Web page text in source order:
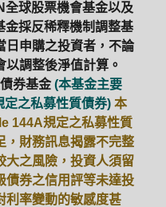
全球股票機會基金以及
金採反稀釋機制調整基
日申購之投資者，不論
調整後淨值計算。
券基金 (本基金主要
之私募性質債券) 本
144A規定之私募性質
，財務訊息揭露不完整
大之風險，投資人須留
債券之信用評等未達投
利率變動的敏感度甚